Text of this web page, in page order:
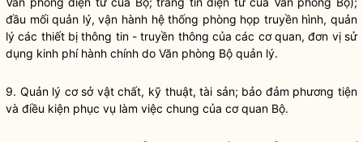
đầu mối quản lý, vận hành hệ thống phòng họp truyền hình, quản
lý các thiết bị thông tin - truyền thông của các cơ quan, đơn vị sử
dụng kinh phí hành chính do Văn phòng Bộ quản lý.
9. Quản lý cơ sở vật chất, kỹ thuật, tài sản; bảo đảm phương tiện
và điều kiện phục vụ làm việc chung của cơ quan Bộ.